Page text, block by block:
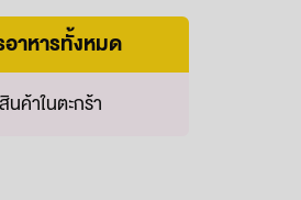
าหารทั้งหมด
ค้าในตะกร้า